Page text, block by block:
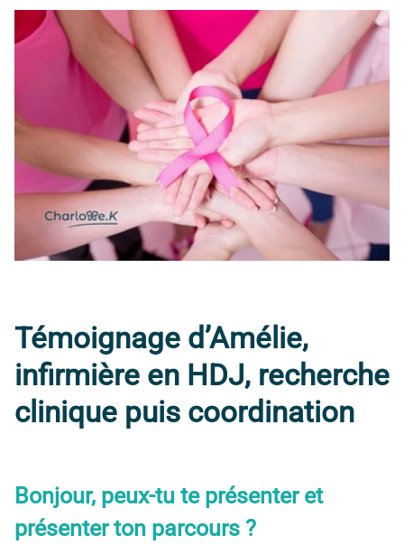
Témoignage d’Amélie,
infirmière en HDJ, recherche
clinique puis coordination
Bonjour, peux-tu te présenter et
présenter ton parcours ?